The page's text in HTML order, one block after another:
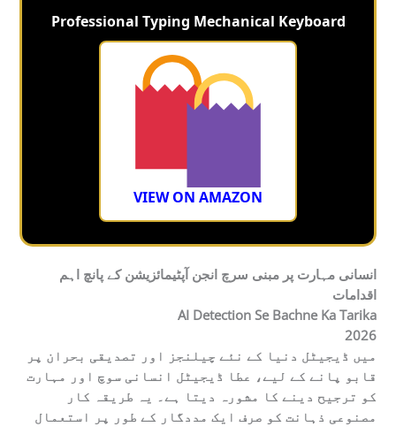
Professional Typing Mechanical Keyboard
VIEW ON AMAZON
انسانی مہارت پر مبنی سرچ انجن آپٹیمائزیشن کے پانچ اہم
اقدامات
AI Detection Se Bachne Ka Tarika
2026
میں ڈیجیٹل دنیا کے نئے چیلنجز اور تصدیقی بحران پر
قابو پانے کے لیے، عطا ڈیجیٹل انسانی سوچ اور مہارت
کو ترجیح دینے کا مشورہ دیتا ہے۔ یہ طریقہ کار
مصنوعی ذہانت کو صرف ایک مددگار کے طور پر استعمال